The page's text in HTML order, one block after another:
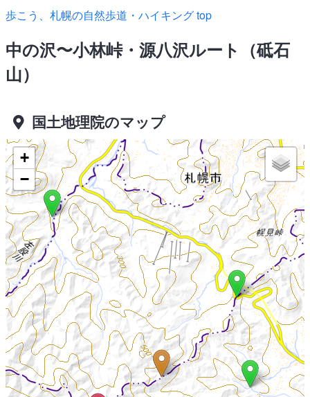
歩こう、札幌の自然歩道・ハイキング top
中の沢〜小林峠・源八沢ルート（砥石
山）
国土地理院のマップ
+
−